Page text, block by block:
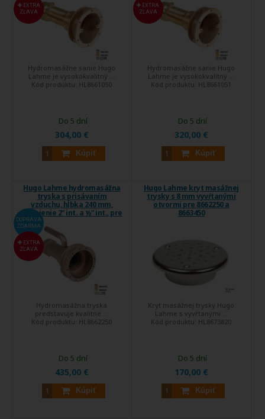
EXTRA
ZĽAVA
Hydromasážne sanie Hugo
Lahme je vysokokvalitný ...
Kód produktu: HL8661050
304,00 €
Kúpiť
Do 5 dní
EXTRA
ZĽAVA
Hydromasážne sanie Hugo
Lahme je vysokokvalitný ...
Kód produktu: HL8661051
320,00 €
Kúpiť
Do 5 dní
Hugo Lahme hydromasážna
tryska s prisávaním
vzduchu, hĺbka 240 mm,
napojenie 2“ int. a ½“ int., pre
fóliové a keramické bazény
DOPRAVA
ZDARMA
EXTRA
ZĽAVA
Hydromasážna tryska
predstavuje kvalitné ...
Kód produktu: HL8662250
435,00 €
Kúpiť
Do 5 dní
Hugo Lahme kryt masážnej
trysky s 8 mm vyvŕtanými
otvormi pre 8662250 a
8663450
Kryt masážnej trysky Hugo
Lahme s vyvŕtanými ...
Kód produktu: HL8673820
170,00 €
Kúpiť
Do 5 dní